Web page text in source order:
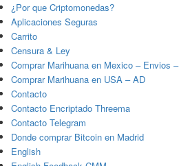
¿Por que Criptomonedas?
Aplicaciones Seguras
Carrito
Censura & Ley
Comprar Marihuana en Mexico – Envios –
Comprar Marihuana en USA – AD
Contacto
Contacto Encriptado Threema
Contacto Telegram
Donde comprar Bitcoin en Madrid
English